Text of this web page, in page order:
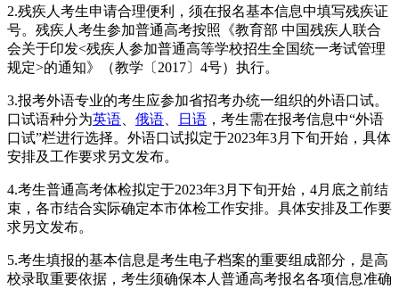
2.残疾人考生申请合理便利，须在报名基本信息中填写残疾证
号。残疾人考生参加普通高考按照《教育部 中国残疾人联合
会关于印发<残疾人参加普通高等学校招生全国统一考试管理
规定>的通知》（教学〔2017〕4号）执行。
3.报考外语专业的考生应参加省招考办统一组织的外语口试。
口试语种分为英语 俄语 日语 ，考生需在报考信息中“外语
口试”栏进行选择。外语口试拟定于2023年3月下旬开始，具体
安排及工作要求另文发布。
4.考生普通高考体检拟定于2023年3月下旬开始，4月底之前结
束，各市结合实际确定本市体检工作安排。具体安排及工作要
求另文发布。
5.考生填报的基本信息是考生电子档案的重要组成部分，是高
校录取重要依据，考生须确保本人普通高考报名各项信息准确